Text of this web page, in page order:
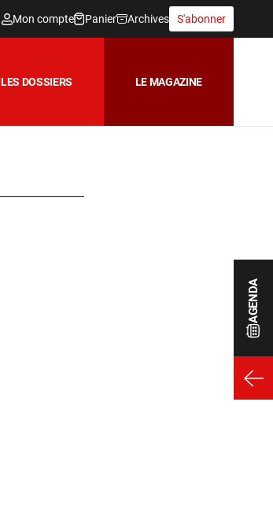
AGENDA
Mon compte Panier Archives S'abonner
LES DOSSIERS LE MAGAZINE